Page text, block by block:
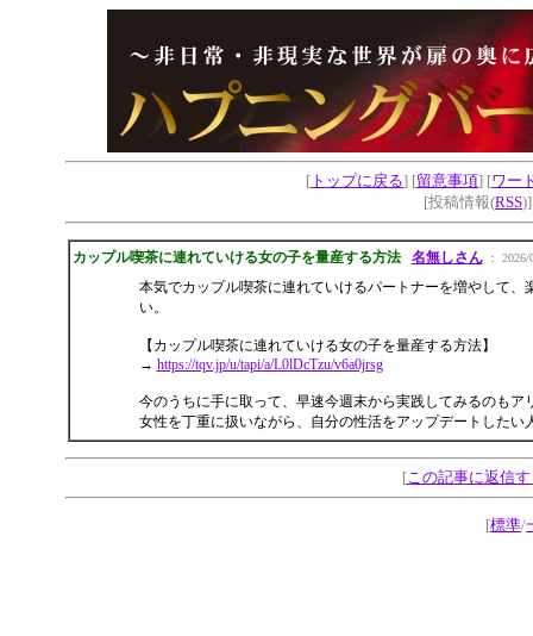
[ トップに戻る] [留意事項] [ワー
[投稿情報(RSS
カップル喫茶に連れていける女の子を量産する方法 名無しさん： 2026/
本気でカップル喫茶に連れていけるパートナーを増やして
い。
【カップル喫茶に連れていける女の子を量産する方法】
→ https://tqv.jp/u/tapi/a/L0lDcTzu/v6a0jrsg
今のうちに手に取って、早速今週末から実践してみるのもア
女性を丁重に扱いながら、自分の性活をアップデートしたい
[この記事に返信す
[標準/